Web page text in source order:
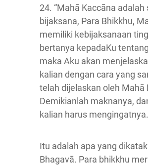
24. “Mahā Kaccāna adalah
bijaksana, Para Bhikkhu,
memiliki kebijaksanaan
bertanya kepadaKu
maka Aku akan
kalian dengan cara yang
telah dijelaskan oleh Mahā
Demikianlah maknanya,
kalian harus
Itu adalah apa yang
Bhagavā. Para bhikkhu